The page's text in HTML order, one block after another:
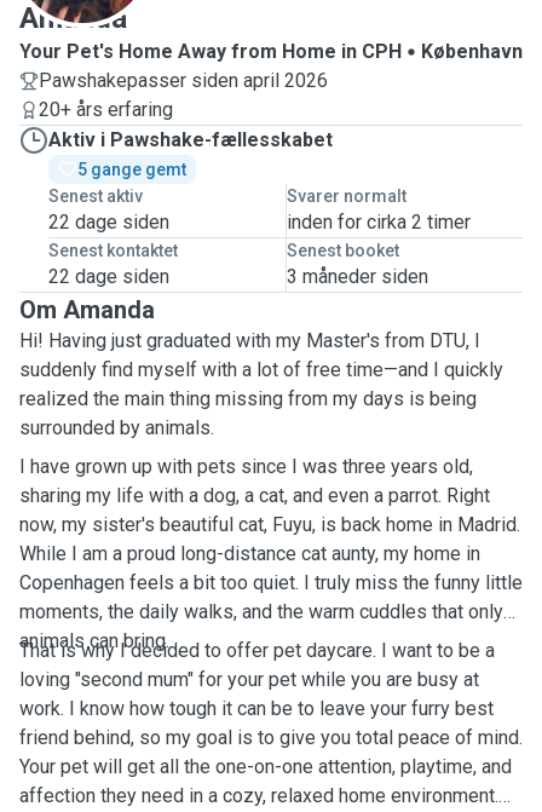
Amanda
Your Pet's Home Away from Home in CPH
København
Pawshakepasser siden april 2026
20+ års erfaring
Aktiv i Pawshake-fællesskabet
5 gange gemt
Senest aktiv
22 dage siden
Svarer normalt
inden for cirka 2 timer
Senest kontaktet
22 dage siden
Senest booket
3 måneder siden
Om Amanda
Hi! Having just graduated with my Master's from DTU, I
suddenly find myself with a lot of free time—and I quickly
realized the main thing missing from my days is being
surrounded by animals.
I have grown up with pets since I was three years old,
sharing my life with a dog, a cat, and even a parrot. Right
now, my sister's beautiful cat, Fuyu, is back home in Madrid.
While I am a proud long-distance cat aunty, my home in
Copenhagen feels a bit too quiet. I truly miss the funny little
moments, the daily walks, and the warm cuddles that only
animals can bring.
That is why I decided to offer pet daycare. I want to be a
loving "second mum" for your pet while you are busy at
work. I know how tough it can be to leave your furry best
friend behind, so my goal is to give you total peace of mind.
Your pet will get all the one-on-one attention, playtime, and
affection they need in a cozy, relaxed home environment.